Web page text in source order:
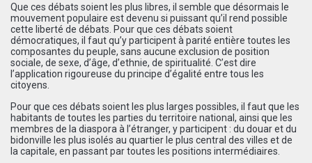
Que ces débats soient les plus libres, il semble que désormais le
mouvement populaire est devenu si puissant qu’il rend possible
cette liberté de débats. Pour que ces débats soient
démocratiques, il faut qu’y participent à parité entière toutes les
composantes du peuple, sans aucune exclusion de position
sociale, de sexe, d’âge, d’ethnie, de spiritualité. C’est dire
l’application rigoureuse du principe d’égalité entre tous les
citoyens.
Pour que ces débats soient les plus larges possibles, il faut que les
habitants de toutes les parties du territoire national, ainsi que les
membres de la diaspora à l’étranger, y participent : du douar et du
bidonville les plus isolés au quartier le plus central des villes et de
la capitale, en passant par toutes les positions intermédiaires.